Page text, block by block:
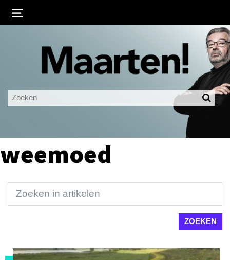
Ingelogd blijven
LOGIN
weemoed